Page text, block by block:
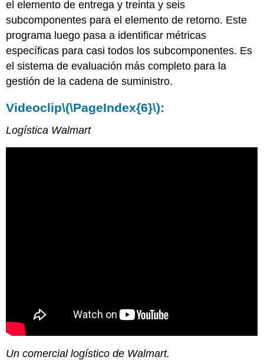
el elemento de entrega y treinta y seis
subcomponentes para el elemento de retorno. Este
programa luego pasa a identificar métricas
específicas para casi todos los subcomponentes. Es
el sistema de evaluación más completo para la
gestión de la cadena de suministro.
Videoclip\(\PageIndex{6}\):
Logística Walmart
Un comercial logístico de Walmart.